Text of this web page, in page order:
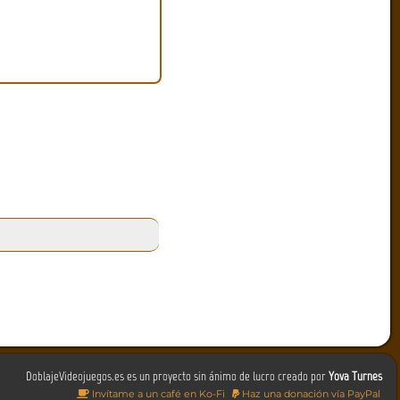
DoblajeVideojuegos.es es un proyecto sin ánimo de lucro creado porYova Turnes
Invítame a un café en Ko-Fi Haz una donación vía PayPal